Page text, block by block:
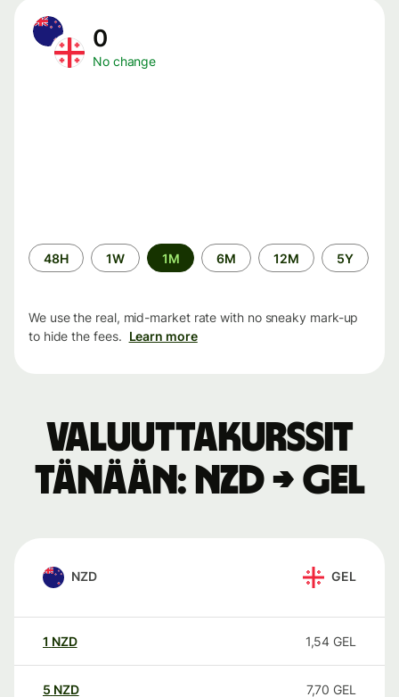
0
No change
Time
period
48H 1W 1M 6M 12M 5Y
We use the real, mid-market rate with no sneaky mark-up
to hide the fees. Learn more
Valuuttakurssit
tänään: NZD → GEL
NZD GEL
1 NZD 1,54 GEL
5 NZD 7,70 GEL